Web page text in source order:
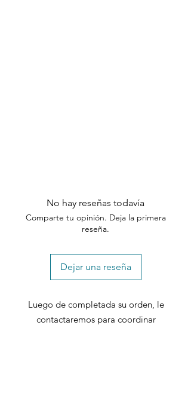
No hay reseñas todavía
Comparte tu opinión. Deja la primera
reseña.
Dejar una reseña
Luego de completada su orden, le
contactaremos para coordinar